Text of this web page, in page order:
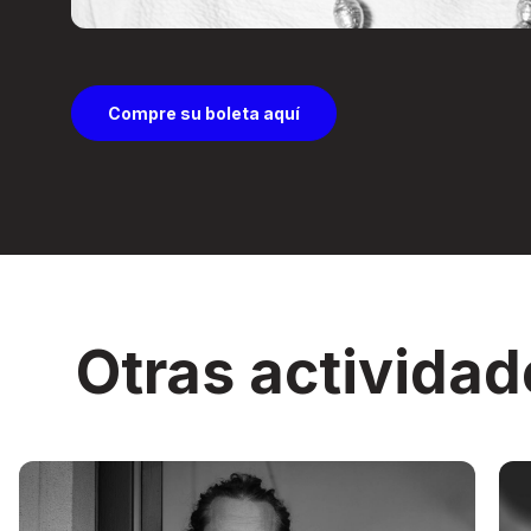
Compre su boleta aquí
Otras